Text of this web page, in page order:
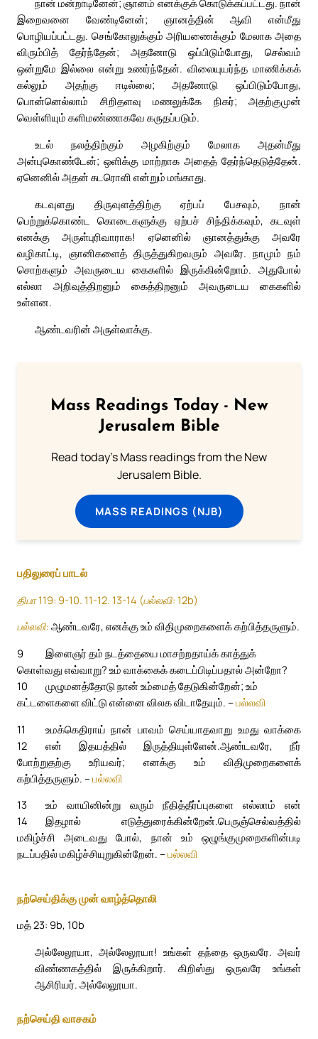
நான் மன்றாடினேன்; ஞானம் எனக்குக் கொடுக்கப்பட்டது. நான்
இறைவனை வேண்டினேன்; ஞானத்தின் ஆவி என்மீது
பொழியப்பட்டது. செங்கோலுக்கும் அரியணைக்கும் மேலாக அதை
விரும்பித் தேர்ந்தேன்; அதனோடு ஒப்பிடும்போது, செல்வம்
ஒன்றுமே இல்லை என்று உணர்ந்தேன். விலையுயர்ந்த மாணிக்கக்
கல்லும் அதற்கு ஈடில்லை; அதனோடு ஒப்பிடும்போது,
பொன்னெல்லாம் சிறிதளவு மணலுக்கே நிகர்; அதற்குமுன்
வெள்ளியும் களிமண்ணாகவே கருதப்படும்.
உடல் நலத்திற்கும் அழகிற்கும் மேலாக அதன்மீது
அன்புகொண்டேன்; ஒளிக்கு மாற்றாக அதைத் தேர்ந்தெடுத்தேன்.
ஏனெனில் அதன் சுடரொளி என்றும் மங்காது.
கடவுளது திருவுளத்திற்கு ஏற்பப் பேசவும், நான்
பெற்றுக்கொண்ட கொடைகளுக்கு ஏற்பச் சிந்திக்கவும், கடவுள்
எனக்கு அருள்புரிவாராக! ஏனெனில் ஞானத்துக்கு அவரே
வழிகாட்டி, ஞானிகளைத் திருத்துகிறவரும் அவரே. நாமும் நம்
சொற்களும் அவருடைய கைகளில் இருக்கின்றோம். அதுபோல்
எல்லா அறிவுத்திறனும் கைத்திறனும் அவருடைய கைகளில்
உள்ளன.
ஆண்டவரின் அருள்வாக்கு.
Mass Readings Today - New
Jerusalem Bible
Read today's Mass readings from the New
Jerusalem Bible.
MASS READINGS (NJB)
பதிலுரைப் பாடல்
திபா 119: 9-10. 11-12. 13-14 (பல்லவி: 12b)
பல்லவி: ஆண்டவரே, எனக்கு உம் விதிமுறைகளைக் கற்பித்தருளும்.
9
இளைஞர் தம் நடத்தையை மாசற்றதாய்க் காத்துக்
கொள்வது எவ்வாறு? உம் வாக்கைக் கடைப்பிடிப்பதால் அன்றோ?
10
முழுமனத்தோடு நான் உம்மைத் தேடுகின்றேன்; உம்
கட்டளைகளை விட்டு என்னை விலக விடாதேயும். – பல்லவி
11
உமக்கெதிராய் நான் பாவம் செய்யாதவாறு உமது வாக்கை
என் இதயத்தில் இருத்தியுள்ளேன்.
12
ஆண்டவரே, நீர்
போற்றுதற்கு உரியவர்; எனக்கு உம் விதிமுறைகளைக்
கற்பித்தருளும். – பல்லவி
13
உம் வாயினின்று வரும் நீதித்தீர்ப்புகளை எல்லாம் என்
இதழால் எடுத்துரைக்கின்றேன்.
14
பெருஞ்செல்வத்தில்
மகிழ்ச்சி அடைவது போல், நான் உம் ஒழுங்குமுறைகளின்படி
நடப்பதில் மகிழ்ச்சியுறுகின்றேன். – பல்லவி
நற்செய்திக்கு முன் வாழ்த்தொலி
மத் 23: 9b, 10b
அல்லேலூயா, அல்லேலூயா! உங்கள் தந்தை ஒருவரே. அவர்
விண்ணகத்தில் இருக்கிறார். கிறிஸ்து ஒருவரே உங்கள்
ஆசிரியர். அல்லேலூயா.
நற்செய்தி வாசகம்